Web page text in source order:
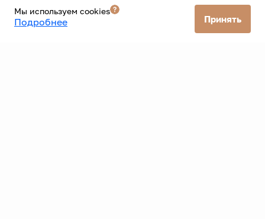
Мы используем cookies
Подробнее Принять